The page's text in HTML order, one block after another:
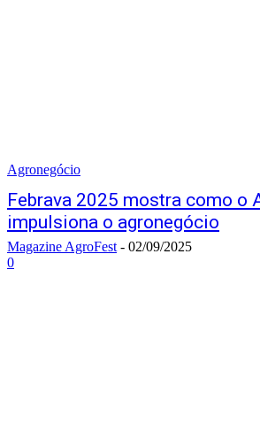
Agronegócio
Febrava 2025 mostra como o
impulsiona o agronegócio
Magazine AgroFest - 02/09/2025
0